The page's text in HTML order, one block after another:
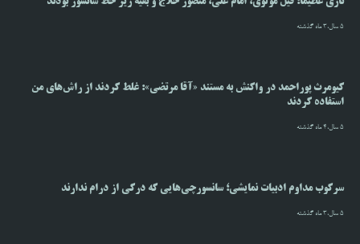
5 سال،3 ماه گذشته
کیومرث پوراحمد در واکنش به مستند «آقا مرتضی»: غلط کردند از راش‌های من
استفاده کردند
5 سال،4 ماه گذشته
سرکوب مداوم ادبیات نمایشی؛ سانسورچی‌هایی که درکی از درام ندارند
5 سال،3 ماه گذشته